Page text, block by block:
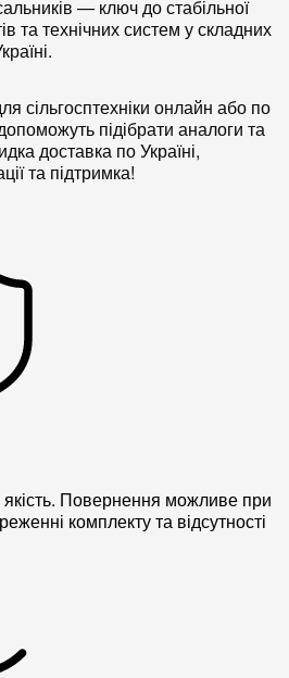
— ключ до стабільної
татехнічних систем у складних
сільгосптехніки онлайн або по
підібрати аналоги та
доставка по Україні,
та підтримка!
Повернення можливе при
комплекту та відсутності